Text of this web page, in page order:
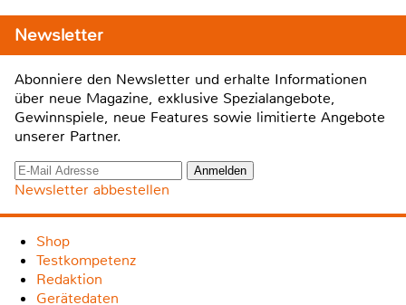
Newsletter
Abonniere den Newsletter und erhalte Informationen
über neue Magazine, exklusive Spezialangebote,
Gewinnspiele, neue Features sowie limitierte Angebote
unserer Partner.
Newsletter abbestellen
Shop
Testkompetenz
Redaktion
Gerätedaten